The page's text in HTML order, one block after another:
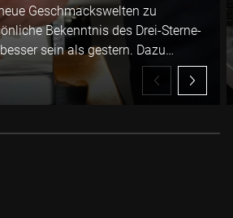
Geschmackswelten zu
Bekenntnis des Drei-Sterne-
sein als gestern. Dazu
sich selbst und seine Gerichte
perfektioniert auch sein
neueste Zugang in der JAN-